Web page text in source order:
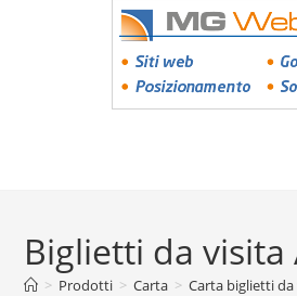
Biglietti da visita
> Prodotti > Carta > Carta biglietti